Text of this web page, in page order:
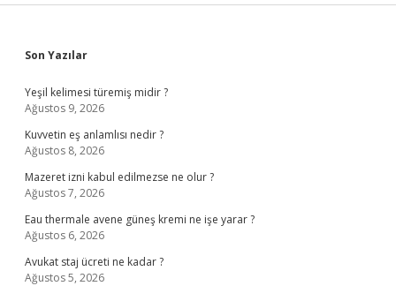
Sidebar
Son Yazılar
Yeşil kelimesi türemiş midir ?
Ağustos 9, 2026
Kuvvetin eş anlamlısı nedir ?
Ağustos 8, 2026
Mazeret izni kabul edilmezse ne olur ?
Ağustos 7, 2026
Eau thermale avene güneş kremi ne işe yarar ?
Ağustos 6, 2026
Avukat staj ücreti ne kadar ?
Ağustos 5, 2026